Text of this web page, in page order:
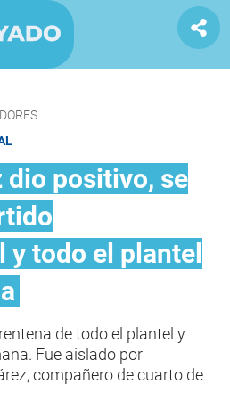
dio positivo, se
y todo el plantel
de todo el plantel y
Fue aislado por
compañero de cuarto de